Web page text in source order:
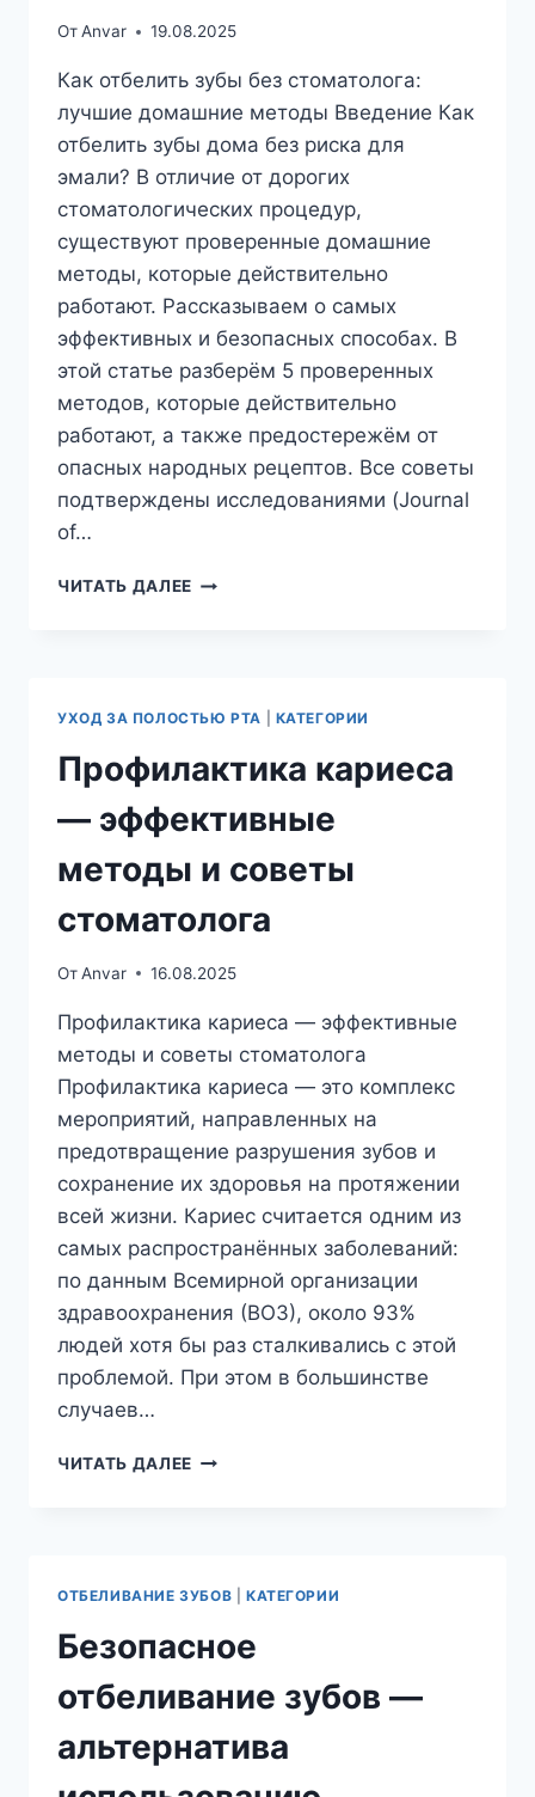
ОтAnvar 19.08.2025
Как отбелить зубы без стоматолога:
лучшие домашние методы Введение Как
отбелить зубы дома без риска для
эмали? В отличие от дорогих
стоматологических процедур,
существуют проверенные домашние
методы, которые действительно
работают. Рассказываем о самых
эффективных и безопасных способах. В
этой статье разберём 5 проверенных
методов, которые действительно
работают, а также предостережём от
опасных народных рецептов. Все советы
подтверждены исследованиями (Journal
of…
ЧИТАТЬ ДАЛЕЕ КАК
МЕТОДОВ
УХОД ЗА ПОЛОСТЬЮ РТА КАТЕГОРИИ
Профилактика кариеса
— эффективные
методы и советы
стоматолога
ОтAnvar 16.08.2025
Профилактика кариеса — эффективные
методы и советы стоматолога
Профилактика кариеса — это комплекс
мероприятий, направленных на
предотвращение разрушения зубов и
сохранение их здоровья на протяжении
всей жизни. Кариес считается одним из
самых распространённых заболеваний:
по данным Всемирной организации
здравоохранения (ВОЗ), около 93%
людей хотя бы раз сталкивались с этой
проблемой. При этом в большинстве
случаев…
ЧИТАТЬ ДАЛЕЕ ПРОФИЛАКТИКА
СОВЕТЫ
ОТБЕЛИВАНИЕ ЗУБОВ КАТЕГОРИИ
Безопасное
отбеливание зубов —
альтернатива